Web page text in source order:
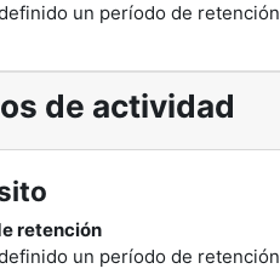
un período de retención
de actividad
retención
un período de retención